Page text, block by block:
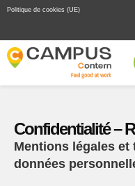
Politique de cookies (UE)
Confidentialité –
Mentions légales
données